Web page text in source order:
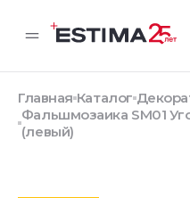
Главная Каталог
Фальшмозаика SM01
(левый)